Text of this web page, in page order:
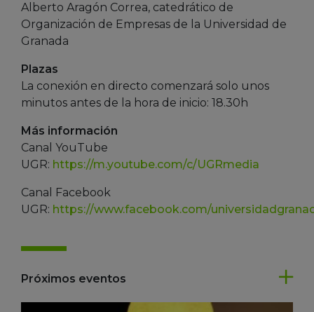
Alberto Aragón Correa, catedrático de
Organización de Empresas de la Universidad de
Granada
Plazas
La conexión en directo comenzará solo unos
minutos antes de la hora de inicio: 18.30h
Más información
Canal YouTube
UGR: https://m.youtube.com/c/UGRmedia
Canal Facebook
UGR: https://www.facebook.com/
Próximos eventos